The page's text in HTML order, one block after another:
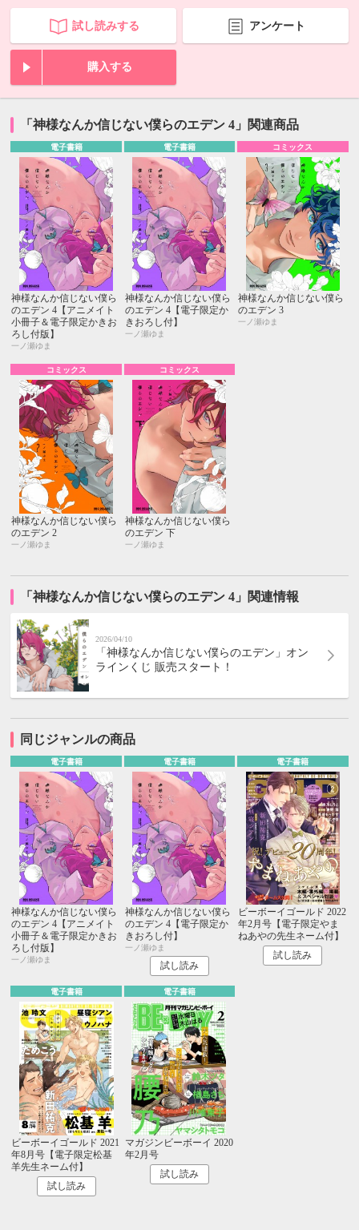
試し読みする アンケート
購入する
「神様なんか信じない僕らのエデン 4」関連商品
電子書籍
神様なんか信じない僕ら
のエデン 4【アニメイト
小冊子＆電子限定かきお
ろし付版】
一ノ瀬ゆま
電子書籍
神様なんか信じない僕ら
のエデン 4【電子限定か
きおろし付】
一ノ瀬ゆま
コミックス
神様なんか信じない僕ら
のエデン 3
一ノ瀬ゆま
コミックス
神様なんか信じない僕ら
のエデン 2
一ノ瀬ゆま
コミックス
神様なんか信じない僕ら
のエデン 下
一ノ瀬ゆま
「神様なんか信じない僕らのエデン 4」関連情報
2026/04/10
「神様なんか信じない僕らのエデン」オン
ラインくじ 販売スタート！
同じジャンルの商品
電子書籍
神様なんか信じない僕ら
のエデン 4【アニメイト
小冊子＆電子限定かきお
ろし付版】
一ノ瀬ゆま
電子書籍
神様なんか信じない僕ら
のエデン 4【電子限定か
きおろし付】
一ノ瀬ゆま
試し読み
電子書籍
ビーボーイゴールド 2022
年2月号【電子限定やま
ねあやの先生ネーム付】
試し読み
電子書籍
ビーボーイゴールド 2021
年8月号【電子限定松基
羊先生ネーム付】
試し読み
電子書籍
マガジンビーボーイ 2020
年2月号
試し読み